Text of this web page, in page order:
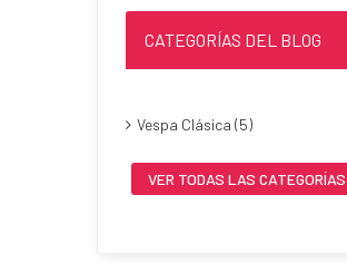
CATEGORÍAS DEL BLOG
Vespa Clásica (5)
VER TODAS LAS CATEGORÍAS